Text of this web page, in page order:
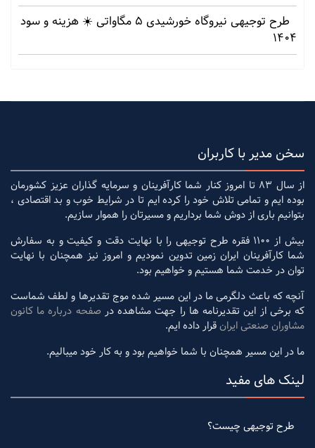
طرح توجیهی نیروگاه خورشیدی 5 مگاواتی ☀️ هزینه‌ و سود
1404
سخن مدیر با کاربران
از سال 83 تا امروز کنار شما کارآفرینان و سرمایه گذاران عزیز کشورمان
بوده ایم و تمامی تلاش خود را کرده ایم تا در شرایط خوب و بد اقتصادی ،
بتوانیم باری از دوش شما برداریم و مسیرتان را هموار سازیم.
بیش از 1100 فقره طرح توجیهی را با نهایت دقت و کیفیت و به سفارش
شما کارآفرینان ایران زمین تدوین نمودیم و امروز نیز همچنان با نهایت
توان در خدمت شما هستیم و خواهیم بود.
آنچه که باعث دلگرمی ما در این مسیر شده موج تقدیرها و لطف شماست
که برخی از این تقدیرنامه ها را جهت مشاهده در صفحه درباره ما کانون
مشاوران صنعتی ایرانقرار داده ایم.
ما در این مسیر همچنان با شما خواهیم بود و به کار خود میبالیم.
لینک های مفید
طرح توجیهی چیست؟